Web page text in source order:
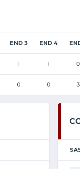
END 3 END 4
1 1 0
0 0 3